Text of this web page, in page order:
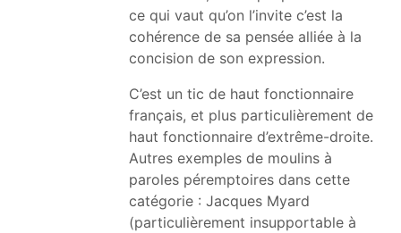
ce qui vaut qu’on l’invite c’est la
cohérence de sa pensée alliée à la
concision de son expression.
C’est un tic de haut fonctionnaire
français, et plus particulièrement de
haut fonctionnaire d’extrême-droite.
Autres exemples de moulins à
paroles péremptoires dans cette
catégorie : Jacques Myard
(particulièrement insupportable à